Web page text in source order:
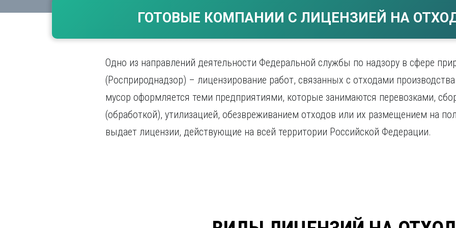
Волгоград
Воронеж
Е
И
Ижевск
Иркутск
Махачкала
Мурманск
Н
Набережные Челны
Нижний Новгород
Нижний Тагил
Новокузнецк
ГОТОВЫЕ КОМПАНИИ С ЛИЦЕНЗИЕЙ НА
Одно из направлений деятельности Федеральной службы по надзору в сфере
(Росприроднадзор) – лицензирование работ, связанных с отходами
мусор оформляется теми предприятиями, которые занимаются перевозками,
(обработкой), утилизацией, обезвреживанием отходов или их размещением на
выдает лицензии, действующие на всей территории Российской Федерации.